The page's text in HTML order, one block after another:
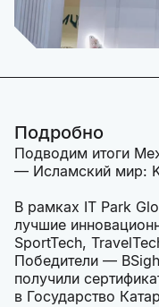
Подробно
Подводим итоги
— Исламский мир:
В рамках IT Park
лучшие
SportTech,
Победители —
получили
в Государство